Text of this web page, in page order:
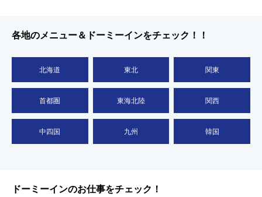
各地のメニュー＆ドーミーインをチェック！！
北海道 東北 関東
首都圏 東海北陸 関西
中四国 九州 韓国
ドーミーインのお仕事をチェック！